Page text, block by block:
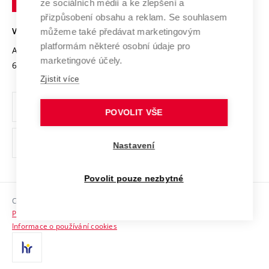
Open Science
Projekty
Projekty ze strukturálních fondů
Specifický výzkum
Univerzitní sítě
Bezpečná univerzita
Vyznamenání
Organizační struktura
Ochrana osobních údajů
odkaz)
Sociální bezpečí
HR Award
Kontakty
VYSOKÉ UČENÍ TECHNICKÉ V BRNĚ
Antonínská 548/1
602 00 Brno
www.vut.cz
vut@vutbr.cz
Copyright © 2026 VUT
Prohlášení o přístupnosti
Informace o používání cookies
ze sociálních médií a ke zlepšení a
přizpůsobení obsahu a reklam. Se souhlasem
můžeme také předávat marketingovým
platformám některé osobní údaje pro
marketingové účely.
Zjistit více
POVOLIT VŠE
Nastavení
Povolit pouze nezbytné